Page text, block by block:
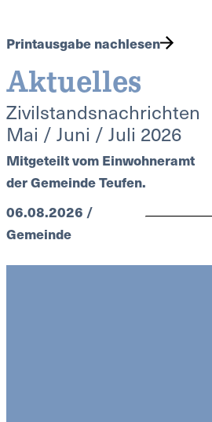
Printausgabe nachlesen
Aktuelles
Zivilstandsnachrichten
Mai / Juni / Juli 2026
Mitgeteilt vom Einwohneramt
der Gemeinde Teufen.
06.08.2026 /
Gemeinde